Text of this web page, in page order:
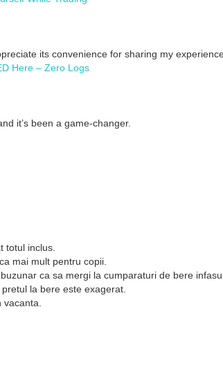
its convenience for sharing my
Here – Zero Logs
it’s been a game-changer.
totul inclus.
mai mult pentru copii.
ca sa mergi la cumparaturi de bere
la bere este exagerat.